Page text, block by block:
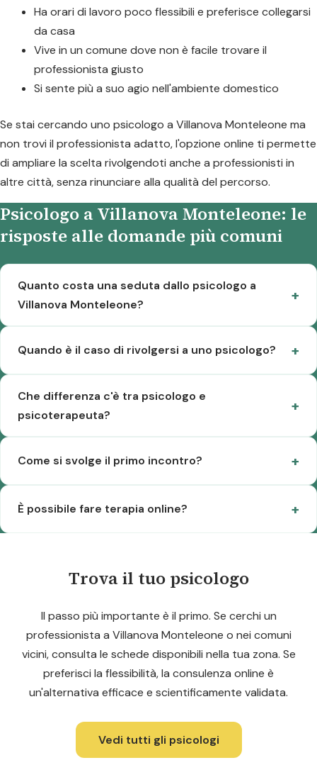
Ha orari di lavoro poco flessibili e preferisce collegarsi
da casa
Vive in un comune dove non è facile trovare il
professionista giusto
Si sente più a suo agio nell'ambiente domestico
Se stai cercando uno psicologo a Villanova Monteleone ma
non trovi il professionista adatto, l'opzione online ti permette
di ampliare la scelta rivolgendoti anche a professionisti in
altre città, senza rinunciare alla qualità del percorso.
Psicologo a Villanova Monteleone: le
risposte alle domande più comuni
Quanto costa una seduta dallo psicologo a
Villanova Monteleone?
Quando è il caso di rivolgersi a uno psicologo?
Che differenza c'è tra psicologo e
psicoterapeuta?
Come si svolge il primo incontro?
È possibile fare terapia online?
Trova il tuo psicologo
Il passo più importante è il primo. Se cerchi un
professionista a Villanova Monteleone o nei comuni
vicini, consulta le schede disponibili nella tua zona. Se
preferisci la flessibilità, la consulenza online è
un'alternativa efficace e scientificamente validata.
Vedi tutti gli psicologi